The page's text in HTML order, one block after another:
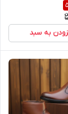
به سبد